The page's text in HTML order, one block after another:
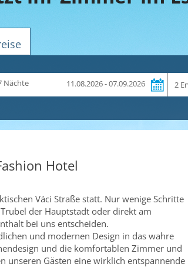
Nächte 11.08.2026 - 07.09.2026
Hotel
Váci Straße statt. Nur wenige Schritte
der Hauptstadt oder direkt am
bei uns entscheiden.
und modernen Design in das wahre
und die komfortablen Zimmer und
unseren Gästen eine wirklich entspannende